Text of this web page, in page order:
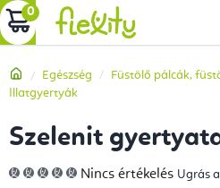
Ugrás
a
tartalomhoz
KOSÁR
Kezdőlap
Egészség
Füstölő pálcák,
Illatgyertyák
Szelenit
A
termék
Nincs értékelés Ugrás